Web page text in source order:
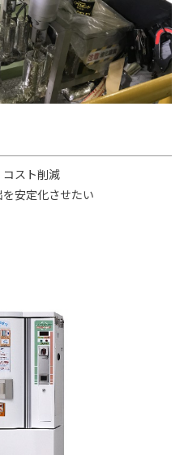
コスト削減
を安定化させたい